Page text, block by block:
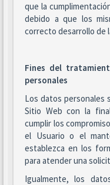
que la
debido a que los
correcto desarrollo de
Fines del
personales
Los datos personales
Sitio Web con la
cumplir los
el Usuario o el
establezca en los
para atender una
Igualmente, los